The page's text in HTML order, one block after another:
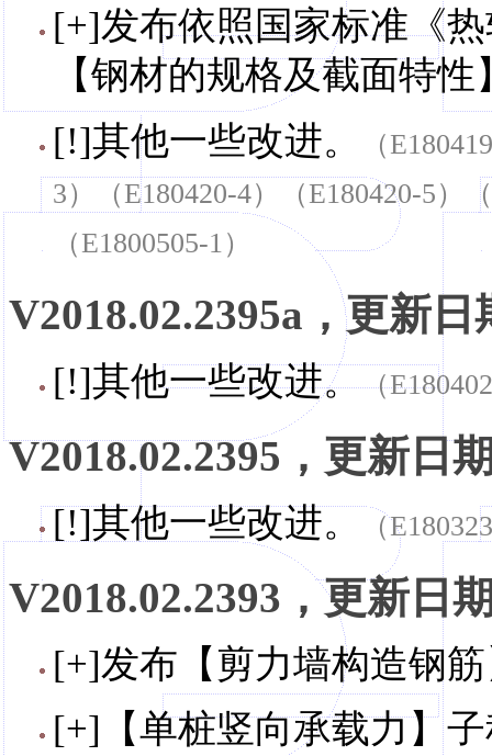
[+]发布依照国家标准《
【钢材的规格及截面特
[!]其他一些改进。
（
3）（E180420-4）（E180420-5）
（E1800505-1）
V2018.02.2395a，更新日
[!]其他一些改进。（
V2018.02.2395，更新日
[!]其他一些改进。 （
V2018.02.2393，更新日
[+]发布【剪力墙构造钢
[+]【单桩竖向承载力】